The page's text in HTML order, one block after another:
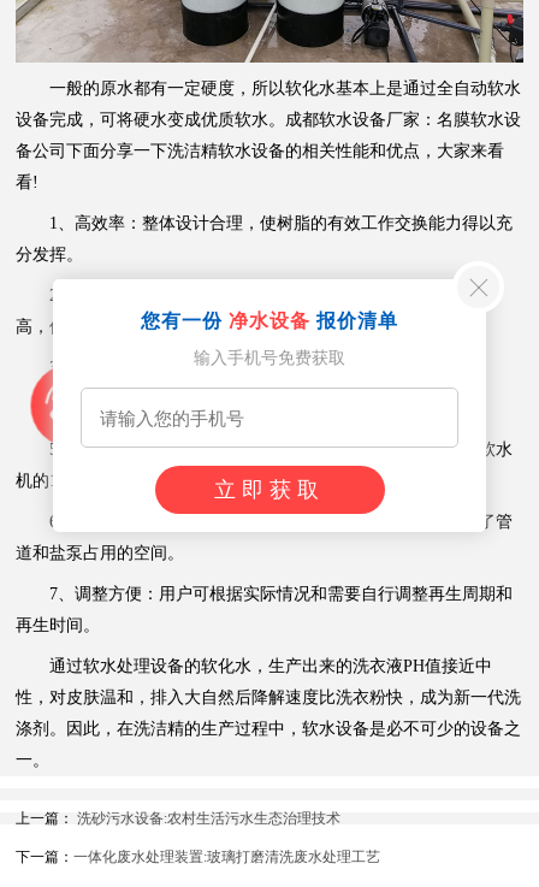
一般的原水都有一定硬度，所以软化水基本上是通过全自动软水
设备完成，可将硬水变成优质软水。成都软水设备厂家：名膜软水设
备公司下面分享一下洗洁精软水设备的相关性能和优点，大家来看
看!
1、高效率：整体设计合理，使树脂的有效工作交换能力得以充
分发挥。
2、出水稳定：微电脑智能控制，再生时间和再生阶段控制度
高，保证出水稳定。
3、省力：无需专人值班，当天安装使用方便。
4、节水：自动软水设备产水量达到98%以上。
5、省电：采用虹吸再生原理，无需盐泵，耗电量仅为手动软水
机的1%。
6、占地面积小：只需提供树脂罐和盐罐的占地面积，节省了管
道和盐泵占用的空间。
7、调整方便：用户可根据实际情况和需要自行调整再生周期和
再生时间。
通过软水处理设备的软化水，生产出来的洗衣液PH值接近中
性，对皮肤温和，排入大自然后降解速度比洗衣粉快，成为新一代洗
涤剂。因此，在洗洁精的生产过程中，软水设备是必不可少的设备之
一。
上一篇： 洗砂污水设备:农村生活污水生态治理技术
下一篇：一体化废水处理装置:玻璃打磨清洗废水处理工艺
您有一份 净水设备 报价清单
输入手机号免费获取
立即获取